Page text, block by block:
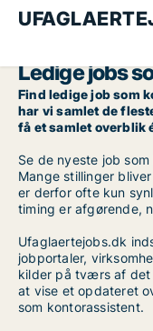
Ledige jobs
Find ledige job som
har vi samlet de
få et samlet overblik
Se de nyeste job
Mange stillinger
er derfor ofte kun
timing er afgørende,
Ufaglaertejobs.dk
jobportaler,
kilder på tværs af det
at vise et opdateret
som kontorassistent.